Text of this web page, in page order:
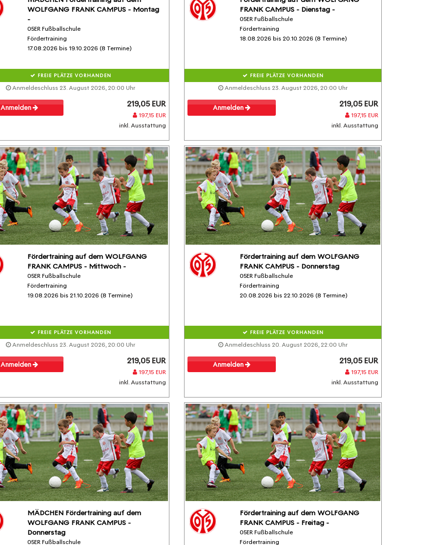
WOLFGANG FRANK CAMPUS - Montag
-
05ER Fußballschule
Fördertraining
17.08.2026 bis 19.10.2026 (8 Termine)
FREIE PLÄTZE VORHANDEN
Anmeldeschluss 23. August 2026, 20:00 Uhr
Anmelden 219,05 EUR
197,15 EUR
inkl. Ausstattung
FRANK CAMPUS - Dienstag -
05ER Fußballschule
Fördertraining
18.08.2026 bis 20.10.2026 (8 Termine)
FREIE PLÄTZE VORHANDEN
Anmeldeschluss 23. August 2026, 20:00 Uhr
Anmelden 219,05 EUR
197,15 EUR
inkl. Ausstattung
Fördertraining auf dem WOLFGANG
FRANK CAMPUS - Mittwoch -
05ER Fußballschule
Fördertraining
19.08.2026 bis 21.10.2026 (8 Termine)
FREIE PLÄTZE VORHANDEN
Anmeldeschluss 23. August 2026, 20:00 Uhr
Anmelden 219,05 EUR
197,15 EUR
inkl. Ausstattung
Fördertraining auf dem WOLFGANG
FRANK CAMPUS - Donnerstag
05ER Fußballschule
Fördertraining
20.08.2026 bis 22.10.2026 (8 Termine)
FREIE PLÄTZE VORHANDEN
Anmeldeschluss 20. August 2026, 22:00 Uhr
Anmelden 219,05 EUR
197,15 EUR
inkl. Ausstattung
MÄDCHEN Fördertraining auf dem
WOLFGANG FRANK CAMPUS -
Donnerstag
05ER Fußballschule
Fördertraining auf dem WOLFGANG
FRANK CAMPUS - Freitag -
05ER Fußballschule
Fördertraining